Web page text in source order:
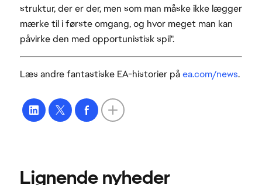
struktur, der er der, men som man måske ikke lægger
mærke til i første omgang, og hvor meget man kan
påvirke den med opportunistisk spil".
Læs andre fantastiske EA-historier påea.com/news.